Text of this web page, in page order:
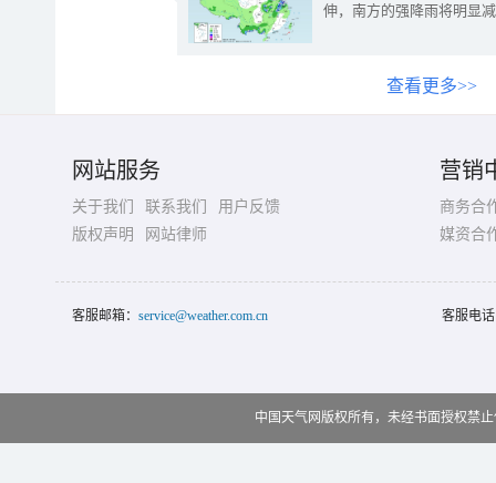
伸，南方的强降雨将明显
查看更多>>
网站服务
关于我们 联系我们
用户反馈
版权声明
网站律师
营销
商务合
媒资合
客服邮箱： service@weather.com.cn 客服电
中国天气网版权所有，未经书面授权